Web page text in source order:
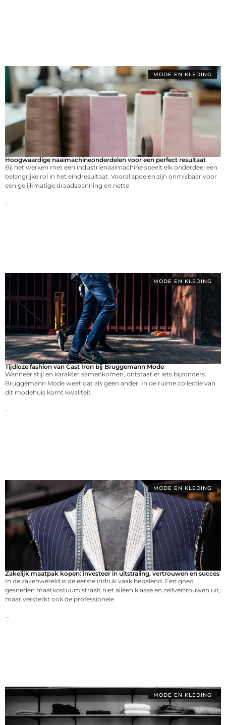
MODE EN KLEDING
Hoogwaardige naaimachineonderdelen voor een perfect resultaat
Bij het werken met een industrienaaimachine speelt elk onderdeel een
belangrijke rol in het eindresultaat. Vooral spoelen zijn onmisbaar voor
een gelijkmatige draadspanning en nette
MODE EN KLEDING
Tijdloze fashion van Cast Iron bij Bruggemann Mode
Wanneer stijl en karakter samenkomen, ontstaat er iets bijzonders.
Bruggemann Mode weet dat als geen ander. In de ruime collectie van
dit modehuis komt kwaliteit
MODE EN KLEDING
Zakelijk maatpak kopen: investeer in uitstraling, vertrouwen en succes
In de zakenwereld is de eerste indruk vaak bepalend. Een goed
gesneden maatkostuum straalt niet alleen klasse en zelfvertrouwen uit,
maar versterkt ook de professionele
MODE EN KLEDING